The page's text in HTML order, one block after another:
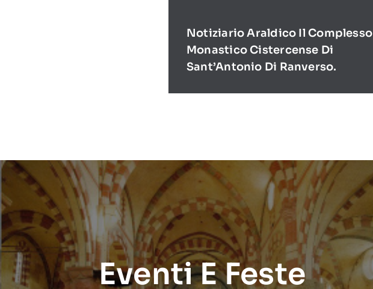
Notiziario Araldico Il Complesso
Monastico Cistercense Di
Sant’Antonio Di Ranverso.
Eventi E Feste